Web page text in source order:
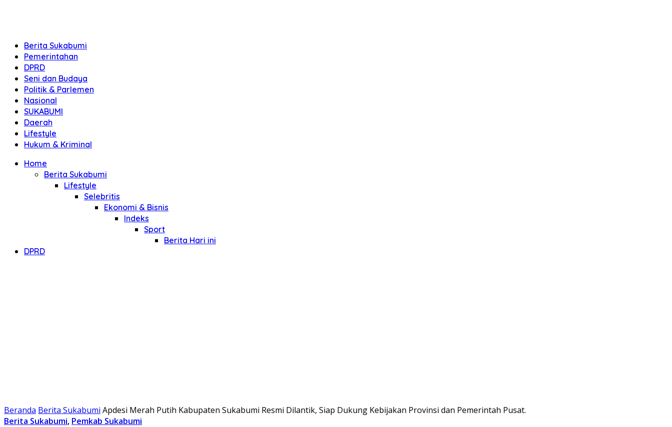
Berita Sukabumi
Pemerintahan
DPRD
Seni dan Budaya
Politik & Parlemen
Nasional
SUKABUMI
Daerah
Lifestyle
Hukum & Kriminal
Home
Berita Sukabumi
Lifestyle
Selebritis
Ekonomi & Bisnis
Indeks
Sport
Berita Hari ini
DPRD
Beranda Berita Sukabumi Apdesi Merah Putih Kabupaten Sukabumi Resmi Dilantik, Siap Dukung Kebijakan Provinsi dan Pemerintah Pusat.
Berita Sukabumi, Pemkab Sukabumi